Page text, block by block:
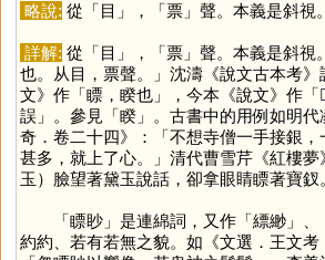
略說: 從「目 」，「票」聲。本義是斜視。
詳解: 從「目 」，「票」聲。本義是斜視
也。从目，票聲。」沈濤《說文古本考
文》作「瞟，睽也」，今本《說文》作「
誤」。參見「睽 」。古書中的用例如明
奇．卷二十四》：「不想寺僧一手接銀
甚多，就上了心。」清代曹雪芹《紅樓夢
玉）臉望著黛玉說話，卻拿眼睛瞟著寶釵
「瞟眇」是連綿詞，又作「縹緲」、
約約、若有若無之貌。如《文選．王文考